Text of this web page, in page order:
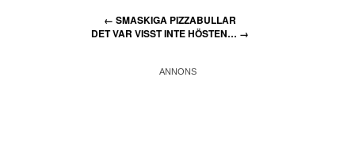
← SMASKIGA PIZZABULLAR
DET VAR VISST INTE HÖSTEN… →